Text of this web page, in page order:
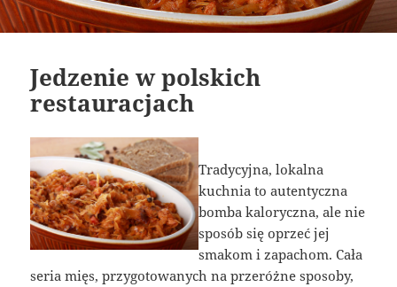
Jedzenie w polskich
restauracjach
Tradycyjna, lokalna
kuchnia to autentyczna
bomba kaloryczna, ale nie
sposób się oprzeć jej
smakom i zapachom. Cała
seria mięs, przygotowanych na przeróżne sposoby,